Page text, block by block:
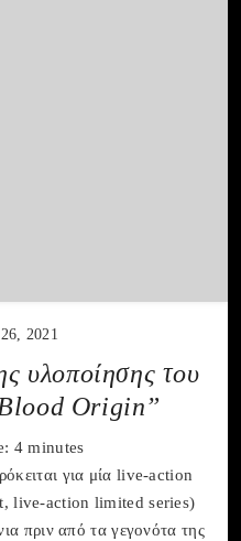
2021
υλοποίησης του
Origin”
4 minutes
για μία live-action
live-action limited series)
πριν από τα γεγονότα της